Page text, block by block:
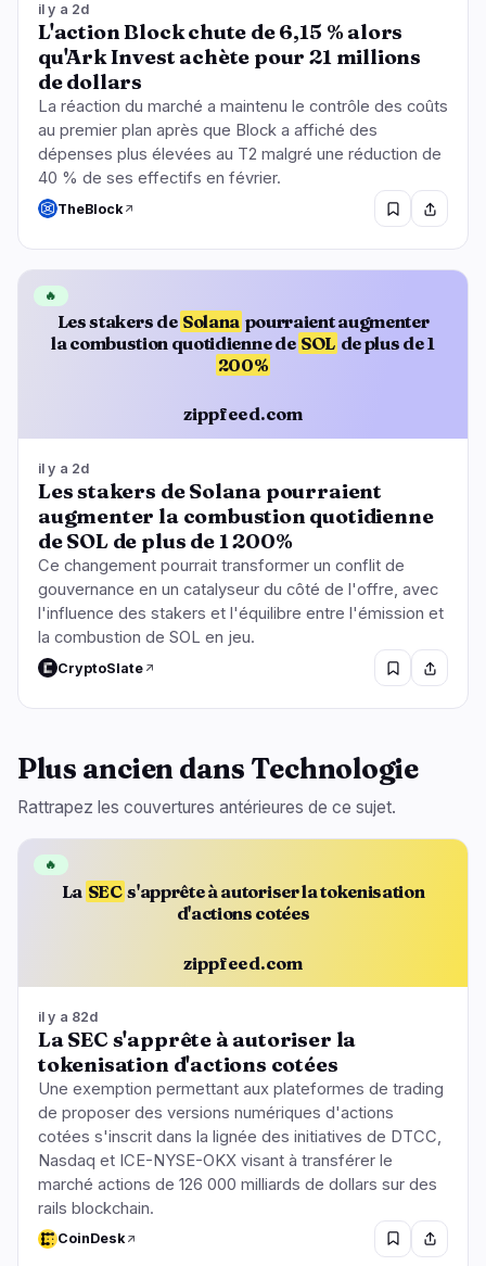
il y a 2d
L'action Block chute de 6,15 % alors
qu'Ark Invest achète pour 21 millions
de dollars
La réaction du marché a maintenu le contrôle des coûts
au premier plan après que Block a affiché des
dépenses plus élevées au T2 malgré une réduction de
40 % de ses effectifs en février.
TheBlock
Les stakers de Solana pourraient augmenter
la combustion quotidienne de SOL de plus de 1
200%
zippfeed.com
🔥
il y a 2d
Les stakers de Solana pourraient
augmenter la combustion quotidienne
de SOL de plus de 1 200%
Ce changement pourrait transformer un conflit de
gouvernance en un catalyseur du côté de l'offre, avec
l'influence des stakers et l'équilibre entre l'émission et
la combustion de SOL en jeu.
CryptoSlate
Plus ancien dans Technologie
Rattrapez les couvertures antérieures de ce sujet.
La SEC s'apprête à autoriser la tokenisation
d'actions cotées
zippfeed.com
🔥
il y a 82d
La SEC s'apprête à autoriser la
tokenisation d'actions cotées
Une exemption permettant aux plateformes de trading
de proposer des versions numériques d'actions
cotées s'inscrit dans la lignée des initiatives de DTCC,
Nasdaq et ICE-NYSE-OKX visant à transférer le
marché actions de 126 000 milliards de dollars sur des
rails blockchain.
CoinDesk